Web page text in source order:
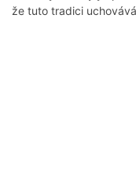
že tuto tradici